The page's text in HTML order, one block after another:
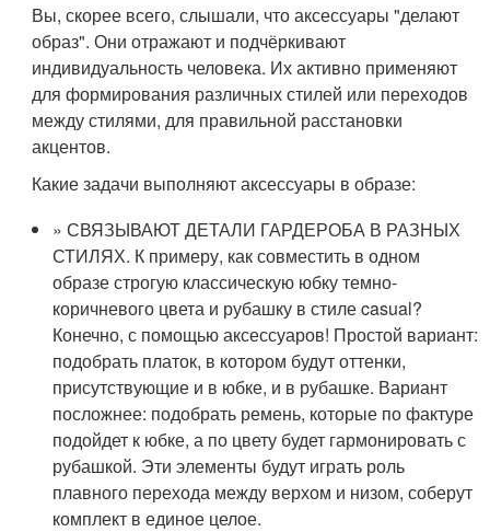
Вы, скорее всего, слышали, что аксессуары "делают
образ". Они отражают и подчёркивают
индивидуальность человека. Их активно применяют
для формирования различных стилей или переходов
между стилями, для правильной расстановки
акцентов.
Какие задачи выполняют аксессуары в образе:
» СВЯЗЫВАЮТ ДЕТАЛИ ГАРДЕРОБА В РАЗНЫХ
СТИЛЯХ. К примеру, как совместить в одном
образе строгую классическую юбку темно-
коричневого цвета и рубашку в стиле casual?
Конечно, с помощью аксессуаров! Простой вариант:
подобрать платок, в котором будут оттенки,
присутствующие и в юбке, и в рубашке. Вариант
посложнее: подобрать ремень, которые по фактуре
подойдет к юбке, а по цвету будет гармонировать с
рубашкой. Эти элементы будут играть роль
плавного перехода между верхом и низом, соберут
комплект в единое целое.